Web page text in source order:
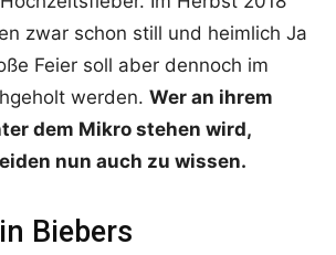
zwar schon still und heimlich Ja
Feier soll aber dennoch im
werden. Wer an ihrem
dem Mikro stehen wird,
nun auch zu wissen.
Biebers